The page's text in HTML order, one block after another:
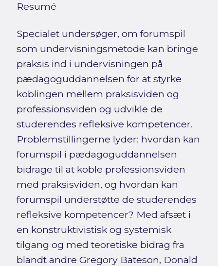
Resumé
Specialet undersøger, om forumspil
som undervisningsmetode kan bringe
praksis ind i undervisningen på
pædagoguddannelsen for at styrke
koblingen mellem praksisviden og
professionsviden og udvikle de
studerendes refleksive kompetencer.
Problemstillingerne lyder: hvordan kan
forumspil i pædagoguddannelsen
bidrage til at koble professionsviden
med praksisviden, og hvordan kan
forumspil understøtte de studerendes
refleksive kompetencer? Med afsæt i
en konstruktivistisk og systemisk
tilgang og med teoretiske bidrag fra
blandt andre Gregory Bateson, Donald